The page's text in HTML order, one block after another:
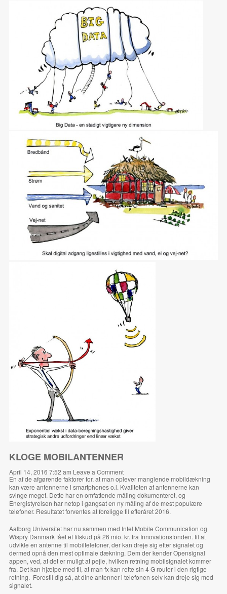
KLOGE MOBILANTENNER
April 14, 2016 7:52 am Leave a Comment
En af de afgørende faktorer for, at man oplever manglende mobildækning
kan være antennerne i smartphones o.l. Kvaliteten af antennerne kan
svinge meget. Dette har en omfattende måling dokumenteret, og
Energistyrelsen har netop i gangsat en ny måling af de mest populære
telefoner. Resultatet forventes at foreligge til efteråret 2016.
Aalborg Universitet har nu sammen med Intel Mobile Communication og
Wispry Danmark fået et tilskud på 26 mio. kr. fra Innovationsfonden. til at
udvikle en antenne til mobiltelefoner, der kan dreje sig efter signalet og
dermed opnå den mest optimale dækning. Dem der kender Opensignal
appen, ved, at det er muligt at pejle, hvilken retning mobilsignalet kommer
fra. Det kan hjælpe med til, at man fx kan rette sin 4 G router i den rigtige
retning. Forestil dig så, at dine antenner i telefonen selv kan dreje sig mod
signalet.